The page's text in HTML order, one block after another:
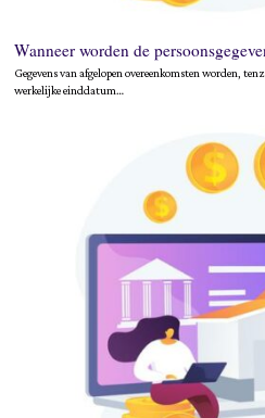
Wanneer worden de
Gegevens van afgelopen overeenkomsten worden,
werkelijke einddatum…